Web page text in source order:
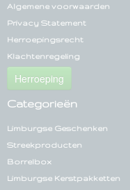
Algemene voorwaarden
Privacy Statement
Herroepingsrecht
Klachtenregeling
Herroeping
Categorieën
Limburgse Geschenken
Streekproducten
Borrelbox
Limburgse Kerstpakketten